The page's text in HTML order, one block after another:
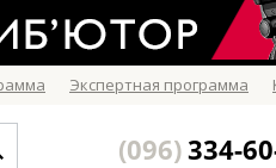
Экспертная программа
(096)334-